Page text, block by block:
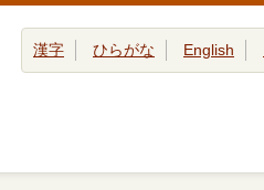
漢字 ひらがな English